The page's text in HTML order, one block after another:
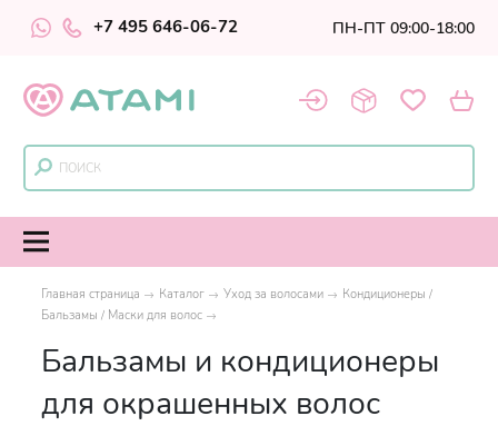
+7 495 646-06-72 ПН-ПТ 09:00-18:00
Главная страница Каталог Уход за волосами
Кондиционеры /
Бальзамы / Маски для волос
Бальзамы и кондиционеры
для окрашенных волос